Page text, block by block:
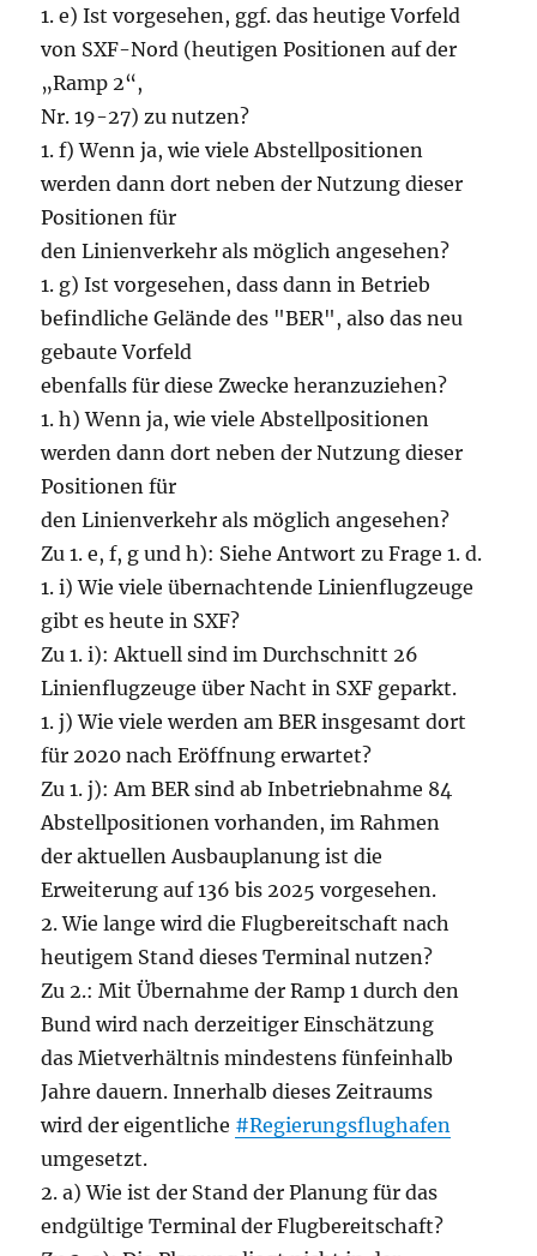
1. e) Ist vorgesehen, ggf. das heutige Vorfeld
von SXF-Nord (heutigen Positionen auf der
„Ramp 2“,
Nr. 19-27) zu nutzen?
1. f) Wenn ja, wie viele Abstellpositionen
werden dann dort neben der Nutzung dieser
Positionen für
den Linienverkehr als möglich angesehen?
1. g) Ist vorgesehen, dass dann in Betrieb
befindliche Gelände des "BER", also das neu
gebaute Vorfeld
ebenfalls für diese Zwecke heranzuziehen?
1. h) Wenn ja, wie viele Abstellpositionen
werden dann dort neben der Nutzung dieser
Positionen für
den Linienverkehr als möglich angesehen?
Zu 1. e, f, g und h): Siehe Antwort zu Frage 1. d.
1. i) Wie viele übernachtende Linienflugzeuge
gibt es heute in SXF?
Zu 1. i): Aktuell sind im Durchschnitt 26
Linienflugzeuge über Nacht in SXF geparkt.
1. j) Wie viele werden am BER insgesamt dort
für 2020 nach Eröffnung erwartet?
Zu 1. j): Am BER sind ab Inbetriebnahme 84
Abstellpositionen vorhanden, im Rahmen
der aktuellen Ausbauplanung ist die
Erweiterung auf 136 bis 2025 vorgesehen.
2. Wie lange wird die Flugbereitschaft nach
heutigem Stand dieses Terminal nutzen?
Zu 2.: Mit Übernahme der Ramp 1 durch den
Bund wird nach derzeitiger Einschätzung
das Mietverhältnis mindestens fünfeinhalb
Jahre dauern. Innerhalb dieses Zeitraums
wird der eigentliche #Regierungsflughafen
umgesetzt.
2. a) Wie ist der Stand der Planung für das
endgültige Terminal der Flugbereitschaft?